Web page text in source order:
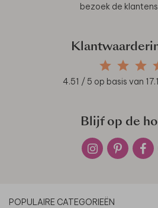
bezoek de
4.51 / 5 op basis van
Blijf op de
POPULAIRE CATEGORIEËN